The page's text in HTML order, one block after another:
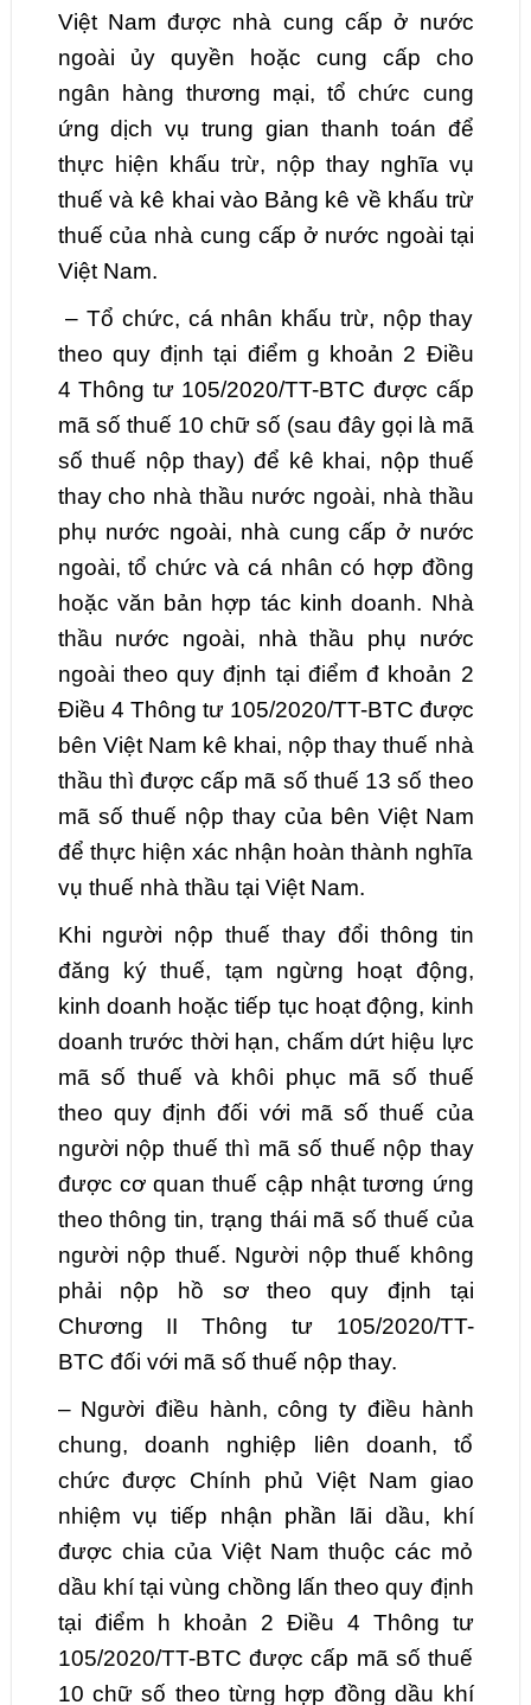
Việt Nam được nhà cung cấp ở nước
ngoài ủy quyền hoặc cung cấp cho
ngân hàng thương mại, tổ chức cung
ứng dịch vụ trung gian thanh toán để
thực hiện khấu trừ, nộp thay nghĩa vụ
thuế và kê khai vào Bảng kê về khấu trừ
thuế của nhà cung cấp ở nước ngoài tại
Việt Nam.
– Tổ chức, cá nhân khấu trừ, nộp thay
theo quy định tại điểm g khoản 2 Điều
4 Thông tư 105/2020/TT-BTC được cấp
mã số thuế 10 chữ số (sau đây gọi là mã
số thuế nộp thay) để kê khai, nộp thuế
thay cho nhà thầu nước ngoài, nhà thầu
phụ nước ngoài, nhà cung cấp ở nước
ngoài, tổ chức và cá nhân có hợp đồng
hoặc văn bản hợp tác kinh doanh. Nhà
thầu nước ngoài, nhà thầu phụ nước
ngoài theo quy định tại điểm đ khoản 2
Điều 4 Thông tư 105/2020/TT-BTC được
bên Việt Nam kê khai, nộp thay thuế nhà
thầu thì được cấp mã số thuế 13 số theo
mã số thuế nộp thay của bên Việt Nam
để thực hiện xác nhận hoàn thành nghĩa
vụ thuế nhà thầu tại Việt Nam.
Khi người nộp thuế thay đổi thông tin
đăng ký thuế, tạm ngừng hoạt động,
kinh doanh hoặc tiếp tục hoạt động, kinh
doanh trước thời hạn, chấm dứt hiệu lực
mã số thuế và khôi phục mã số thuế
theo quy định đối với mã số thuế của
người nộp thuế thì mã số thuế nộp thay
được cơ quan thuế cập nhật tương ứng
theo thông tin, trạng thái mã số thuế của
người nộp thuế. Người nộp thuế không
phải nộp hồ sơ theo quy định tại
Chương II Thông tư 105/2020/TT-
BTC đối với mã số thuế nộp thay.
– Người điều hành, công ty điều hành
chung, doanh nghiệp liên doanh, tổ
chức được Chính phủ Việt Nam giao
nhiệm vụ tiếp nhận phần lãi dầu, khí
được chia của Việt Nam thuộc các mỏ
dầu khí tại vùng chồng lấn theo quy định
tại điểm h khoản 2 Điều 4 Thông tư
105/2020/TT-BTC được cấp mã số thuế
10 chữ số theo từng hợp đồng dầu khí